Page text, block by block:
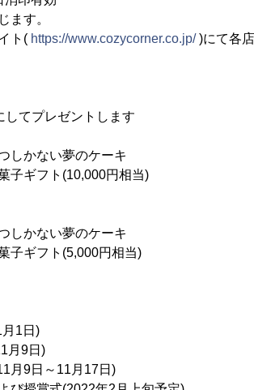
ます。
ト( https://www.cozycorner.co.jp/ )にて各
てプレゼントします
しかない夢のケーキ
子ギフト(10,000円相当)
しかない夢のケーキ
子ギフト(5,000円相当)
月1日)
月9日)
月9日～11月17日)